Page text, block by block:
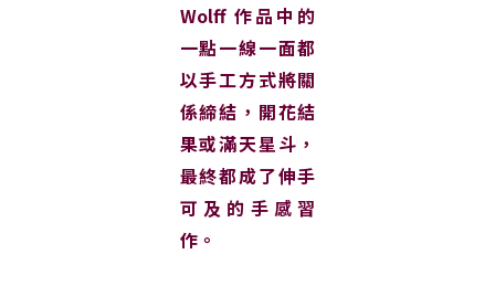
Wolff 作品中的
一點一線一面都
以手工方式將關
係締結，開花結
果或滿天星斗，
最終都成了伸手
可及的手感習
作。